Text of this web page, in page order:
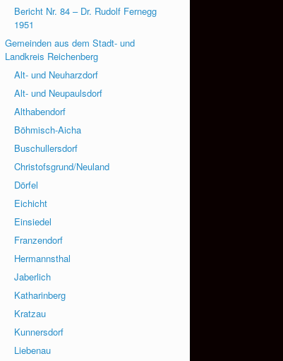
Bericht Nr. 84 – Dr. Rudolf Fernegg
1951
Gemeinden aus dem Stadt- und
Landkreis Reichenberg
Alt- und Neuharzdorf
Alt- und Neupaulsdorf
Althabendorf
Böhmisch-Aicha
Buschullersdorf
Christofsgrund/Neuland
Dörfel
Eichicht
Einsiedel
Franzendorf
Hermannsthal
Jaberlich
Katharinberg
Kratzau
Kunnersdorf
Liebenau